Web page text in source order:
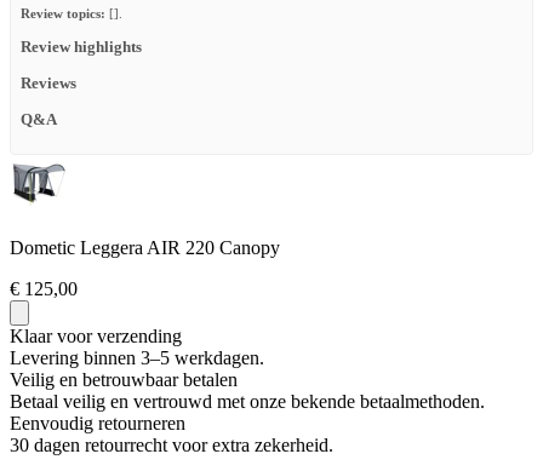
Review topics: [].
Review highlights
Reviews
Q&A
Dometic Leggera AIR 220 Canopy
€ 125,00
Klaar voor verzending
Levering binnen 3–5 werkdagen.
Veilig en betrouwbaar betalen
Betaal veilig en vertrouwd met onze bekende betaalmethoden.
Eenvoudig retourneren
30 dagen retourrecht voor extra zekerheid.